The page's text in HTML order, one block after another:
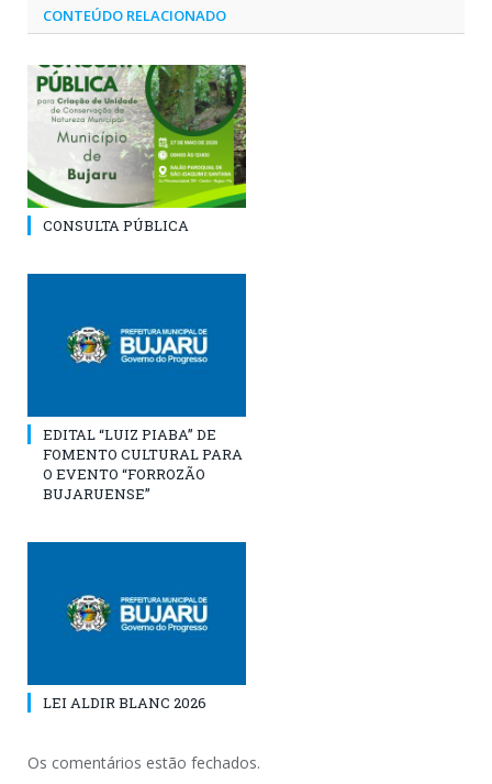
CONTEÚDO RELACIONADO
CONSULTA PÚBLICA
EDITAL “LUIZ PIABA” DE
FOMENTO CULTURAL PARA
O EVENTO “FORROZÃO
BUJARUENSE”
LEI ALDIR BLANC 2026
Os comentários estão fechados.